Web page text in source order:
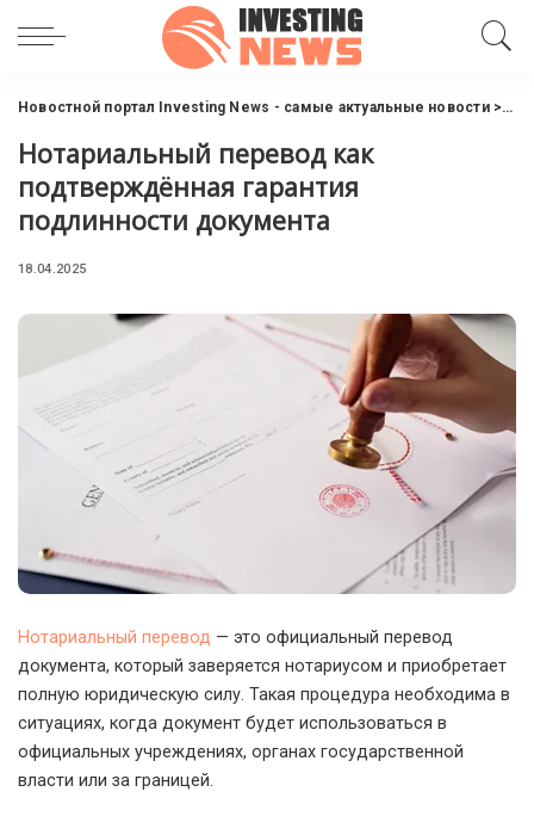
Новостной портал Investing News - самые актуальные новости>
Нотариальный перевод как
подтверждённая гарантия
подлинности документа
18.04.2025
Нотариальный перевод — это официальный перевод
документа, который заверяется нотариусом и приобретает
полную юридическую силу. Такая процедура необходима в
ситуациях, когда документ будет использоваться в
официальных учреждениях, органах государственной
власти или за границей.